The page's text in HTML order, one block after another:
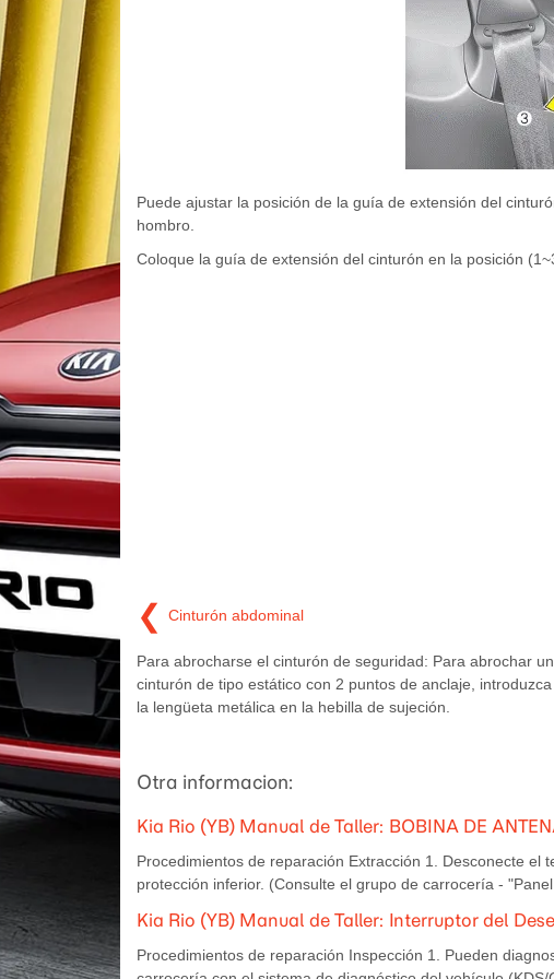
Puede ajustar la posición de la guía de extensión del
hombro.
Coloque la guía de extensión del cinturón en la posición
❮ Cinturón abdominal
Para abrocharse el cinturón de seguridad: Para abrochar un
cinturón de tipo estático con 2 puntos de anclaje, introduzca
la lengüeta metálica en la hebilla de sujeción.
Otra informacion:
Kia Rio (YB) Manual de Taller: BOBINA DE
Procedimientos de reparación Extracción 1. Desconecte
protección inferior. (Consulte el grupo de carrocería -
Kia Rio (YB) Manual de Taller: Interruptor del
Procedimientos de reparación Inspección 1. Pueden